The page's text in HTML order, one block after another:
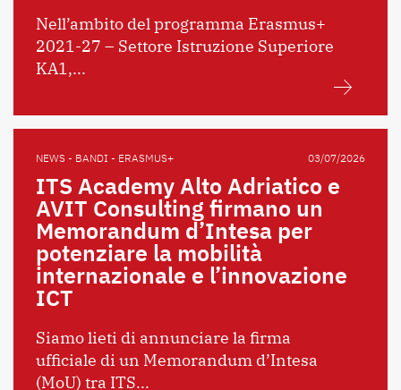
Nell’ambito del programma Erasmus+
2021-27 – Settore Istruzione Superiore
KA1,...
NEWS - BANDI - ERASMUS+ 03/07/2026
ITS Academy Alto Adriatico e
AVIT Consulting firmano un
Memorandum d’Intesa per
potenziare la mobilità
internazionale e l’innovazione
ICT
Siamo lieti di annunciare la firma
ufficiale di un Memorandum d’Intesa
(MoU) tra ITS...